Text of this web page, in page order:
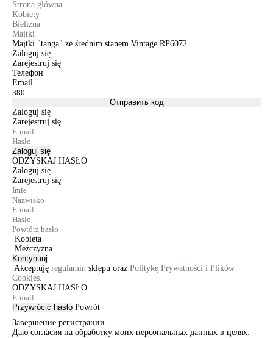
Strona główna
Kobiety
Bielizna
Majtki
Majtki "tanga" ze średnim stanem Vintage RP6072
Zaloguj się
Zarejestruj się
Телефон
Email
Отправить код
Zaloguj się
Zarejestruj się
Zaloguj się
ODZYSKAJ HASŁO
Zaloguj się
Zarejestruj się
Kobieta
Mężczyzna
Kontynuuj
Akceptuję regulamin sklepu oraz Politykę Prywatności i Plików
Cookies.
ODZYSKAJ HASŁO
Przywrócić hasło Powrót
Завершение регистрации
Даю согласия на обработку моих персональных данных в целях: